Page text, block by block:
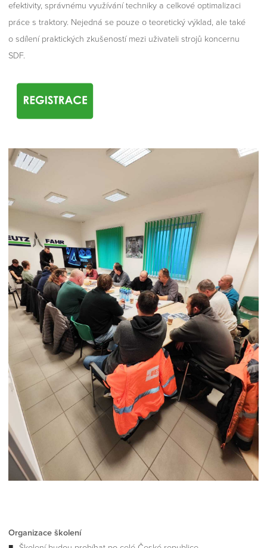
efektivity, správnému využívání techniky a celkové optimalizaci
práce s traktory. Nejedná se pouze o teoretický výklad, ale také
o sdílení praktických zkušeností mezi uživateli strojů koncernu
SDF.
Organizace školení